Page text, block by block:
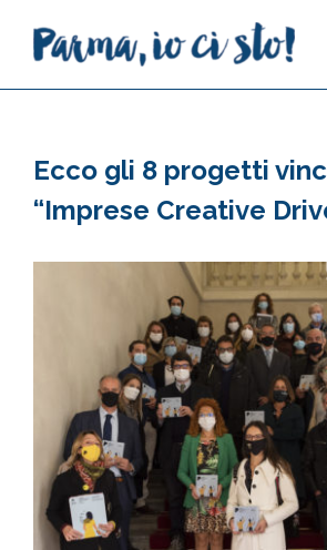
contenuto
Ecco gli 8 progetti
“Imprese Creative